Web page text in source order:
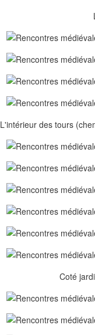
L'intérieur des tours
Coté